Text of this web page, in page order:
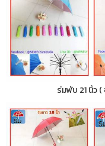
ร่มพับ 21 นิ้ว